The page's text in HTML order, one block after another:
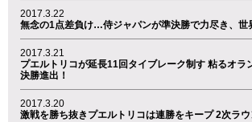
2017.3.22
無念の1点差負け…侍ジャパンが準決勝で力尽き、世
2017.3.21
プエルトリコが延長11回タイブレーク制す 粘るオラ
決勝進出！
2017.3.20
激戦を勝ち抜きプエルトリコは連勝をキープ 2次ラ